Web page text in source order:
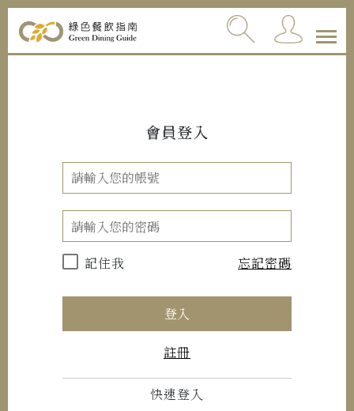
會員登入
記住我 忘記密碼
登入
註冊
快速登入